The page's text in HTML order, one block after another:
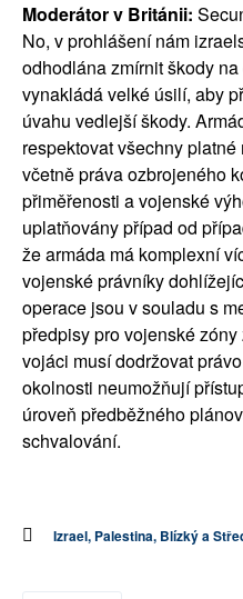
Moderátor v Británii:
No, v prohlášení nám
odhodlána zmírnit škody
vynakládá velké úsilí, aby
úvahu vedlejší škody.
respektovat všechny
včetně práva ozbrojeného
přiměřenosti a vojenské
uplatňovány případ od
že armáda má komplexní
vojenské právníky
operace jsou v souladu s
předpisy pro vojenské
vojáci musí dodržovat
okolnosti neumožňují
úroveň předběžného
schvalování.
Izrael, Palestina, Blízký a